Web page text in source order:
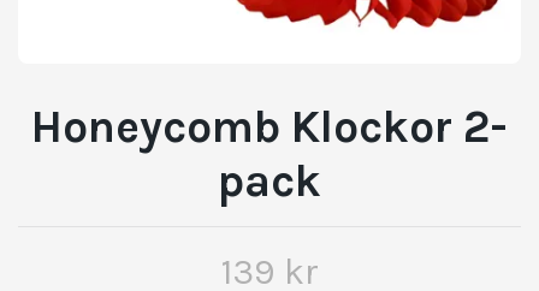
Honeycomb Klockor 2-
pack
139 kr